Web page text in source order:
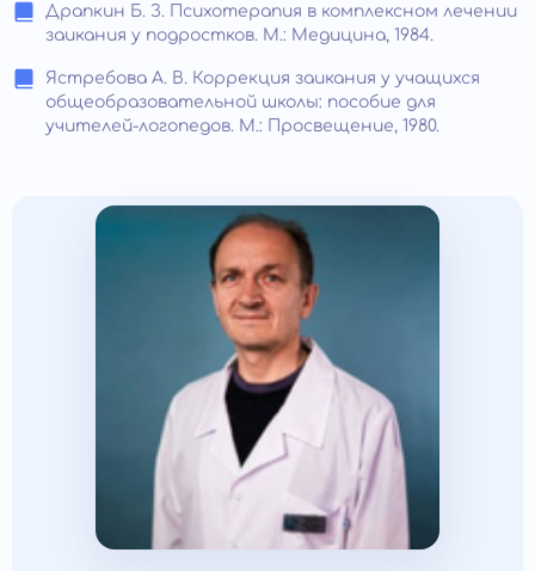
Драпкин Б. З. Психотерапия в комплексном лечении
заикания у подростков. М.: Медицина, 1984.
Ястребова А. В. Коррекция заикания у учащихся
общеобразовательной школы: пособие для
учителей-логопедов. М.: Просвещение, 1980.